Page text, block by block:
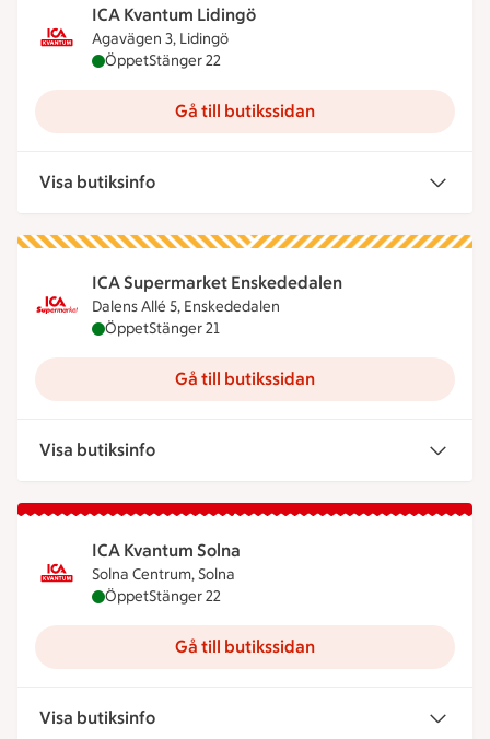
ICA Kvantum Lidingö
Agavägen 3, Lidingö
ICA Kvantum Lidingö är öppen nu, stänger
ÖppetStänger 22
Gå till butikssidan
Visa butiksinfo
ICA Supermarket Enskededalen
Dalens Allé 5, Enskededalen
ICA Supermarket Enskededalen är öppen nu,
ÖppetStänger 21
Gå till butikssidan
Visa butiksinfo
ICA Kvantum Solna
Solna Centrum, Solna
ICA Kvantum Solna är öppen nu, stänger klockan
ÖppetStänger 22
Gå till butikssidan
Visa butiksinfo